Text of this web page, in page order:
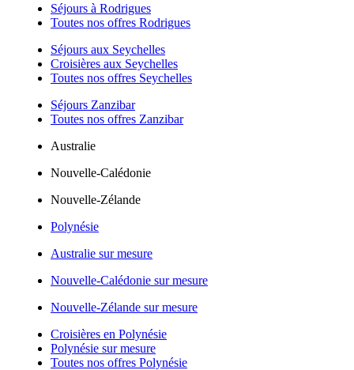
Séjours à Rodrigues
Toutes nos offres Rodrigues
Séjours aux Seychelles
Croisières aux Seychelles
Toutes nos offres Seychelles
Séjours Zanzibar
Toutes nos offres Zanzibar
Australie
Nouvelle-Calédonie
Nouvelle-Zélande
Polynésie
Australie sur mesure
Nouvelle-Calédonie sur mesure
Nouvelle-Zélande sur mesure
Croisières en Polynésie
Polynésie sur mesure
Toutes nos offres Polynésie